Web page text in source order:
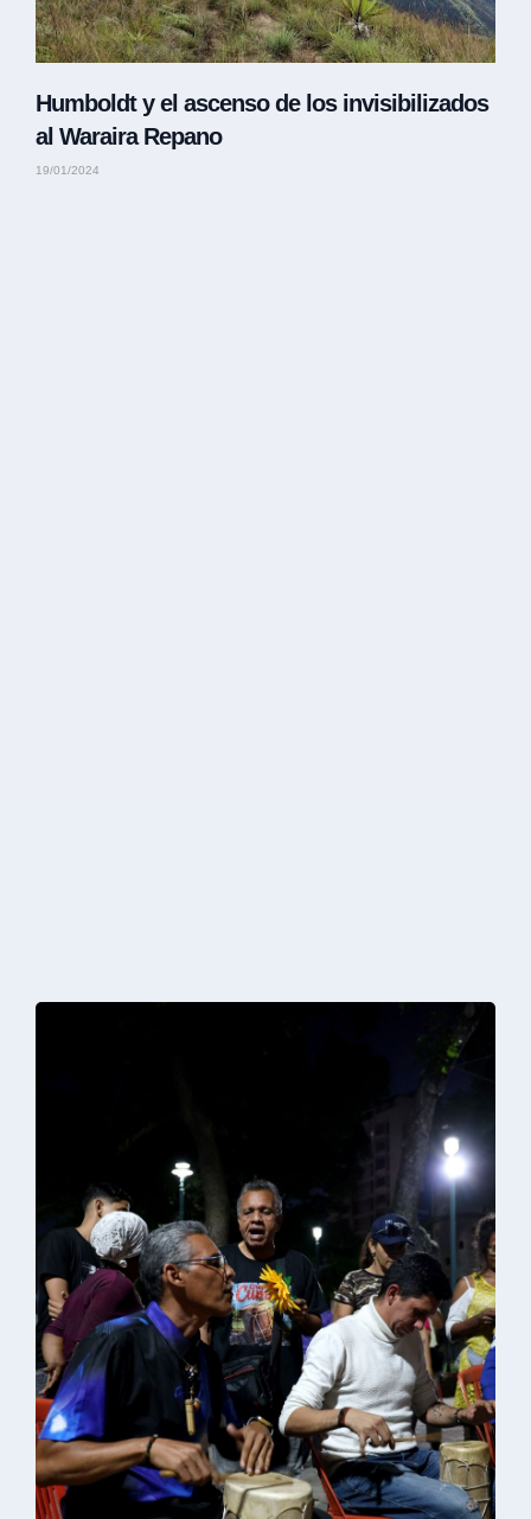
Humboldt y el ascenso de los invisibilizados
al Waraira Repano
19/01/2024